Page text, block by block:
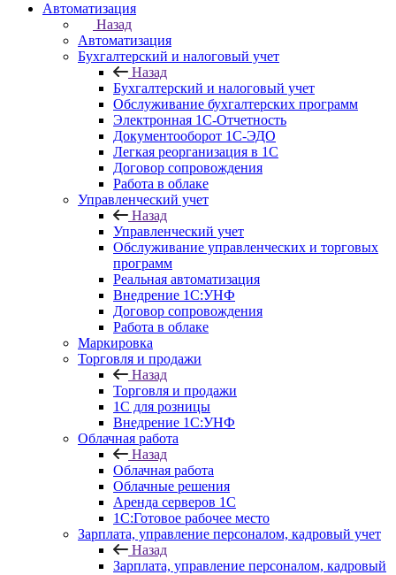
Автоматизация
Назад
Автоматизация
Бухгалтерский и налоговый учет
Назад
Бухгалтерский и налоговый учет
Обслуживание бухгалтерских программ
Электронная 1С-Отчетность
Документооборот 1С-ЭДО
Легкая реорганизация в 1С
Договор сопровождения
Работа в облаке
Управленческий учет
Назад
Управленческий учет
Обслуживание управленческих и торговых
программ
Реальная автоматизация
Внедрение 1С:УНФ
Договор сопровождения
Работа в облаке
Маркировка
Торговля и продажи
Назад
Торговля и продажи
1С для розницы
Внедрение 1С:УНФ
Облачная работа
Назад
Облачная работа
Облачные решения
Аренда серверов 1С
1C:Готовое рабочее место
Зарплата, управление персоналом, кадровый учет
Назад
Зарплата, управление персоналом, кадровый